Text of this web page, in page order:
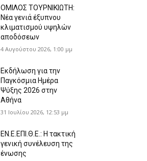
ΟΜΙΛΟΣ ΤΟΥΡΝΙΚΙΩΤΗ:
Νέα γενιά έξυπνου
κλιματισμού υψηλών
αποδόσεων
4 Αυγούστου 2026, 1:00 μμ
Εκδήλωση για την
Παγκόσμια Ημέρα
Ψύξης 2026 στην
Αθήνα
31 Ιουλίου 2026, 12:53 μμ
ΕΝ.Ε.ΕΠΙ.Θ.Ε.: Η τακτική
γενική συνέλευση της
ένωσης